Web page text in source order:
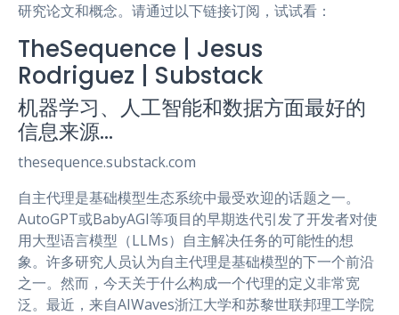
研究论文和概念。请通过以下链接订阅，试试看：
TheSequence | Jesus
Rodriguez | Substack
机器学习、人工智能和数据方面最好的
信息来源…
thesequence.substack.com
自主代理是基础模型生态系统中最受欢迎的话题之一。
AutoGPT或BabyAGI等项目的早期迭代引发了开发者对使
用大型语言模型（LLMs）自主解决任务的可能性的想
象。许多研究人员认为自主代理是基础模型的下一个前沿
之一。然而，今天关于什么构成一个代理的定义非常宽
泛。最近，来自AIWaves浙江大学和苏黎世联邦理工学院